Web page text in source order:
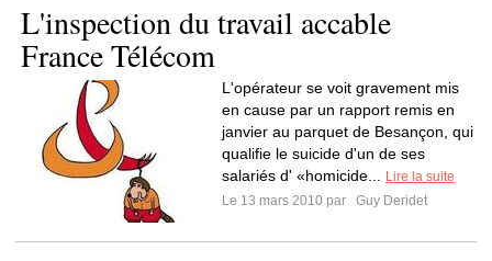
L'inspection du travail accable
France Télécom
L'opérateur se voit gravement mis
en cause par un rapport remis en
janvier au parquet de Besançon, qui
qualifie le suicide d'un de ses
salariés d' «homicide...
Lire la suite
Le 13 mars 2010 par
Guy Deridet